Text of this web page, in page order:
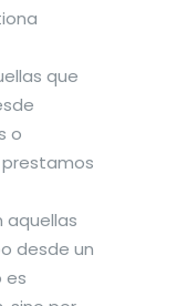
que
o
aquellas
desde un
es